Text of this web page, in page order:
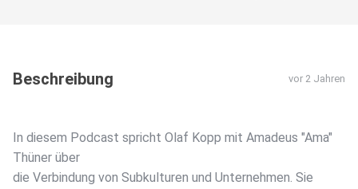
Beschreibung vor 2 Jahren
In diesem Podcast spricht Olaf Kopp mit Amadeus "Ama"
Thüner über
die Verbindung von Subkulturen und Unternehmen. Sie